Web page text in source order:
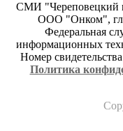
СМИ "Череповецкий
ООО "Онком",
Федеральная
информационных
Номер
Политика